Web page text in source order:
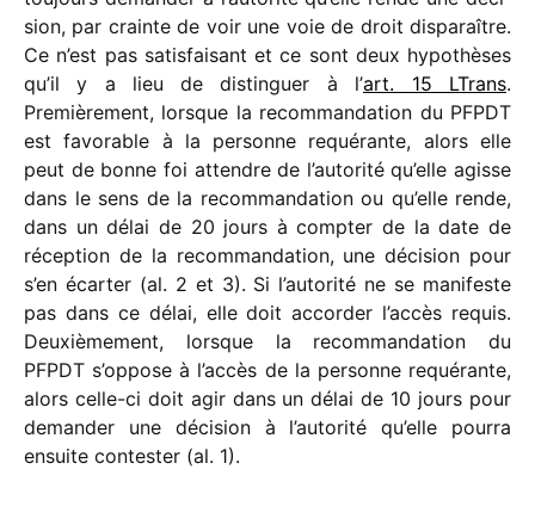
sion, par crainte de voir une voie de droit dispa­raître.
Ce n’est pas satis­fai­sant et ce sont deux hypo­thèses
qu’il y a lieu de distin­guer à l’art. 15 LTrans.
Premièrement, lorsque la recom­man­da­tion du PFPDT
est favo­rable à la personne requé­rante, alors elle
peut de bonne foi attendre de l’autorité qu’elle agisse
dans le sens de la recom­man­da­tion ou qu’elle rende,
dans un délai de 20 jours à comp­ter de la date de
récep­tion de la recom­man­da­tion, une déci­sion pour
s’en écar­ter (al. 2 et 3). Si l’autorité ne se mani­feste
pas dans ce délai, elle doit accor­der l’accès requis.
Deuxièmement, lorsque la recom­man­da­tion du
PFPDT s’oppose à l’accès de la personne requé­rante,
alors celle-ci doit agir dans un délai de 10 jours pour
deman­der une déci­sion à l’autorité qu’elle pourra
ensuite contes­ter (al. 1).